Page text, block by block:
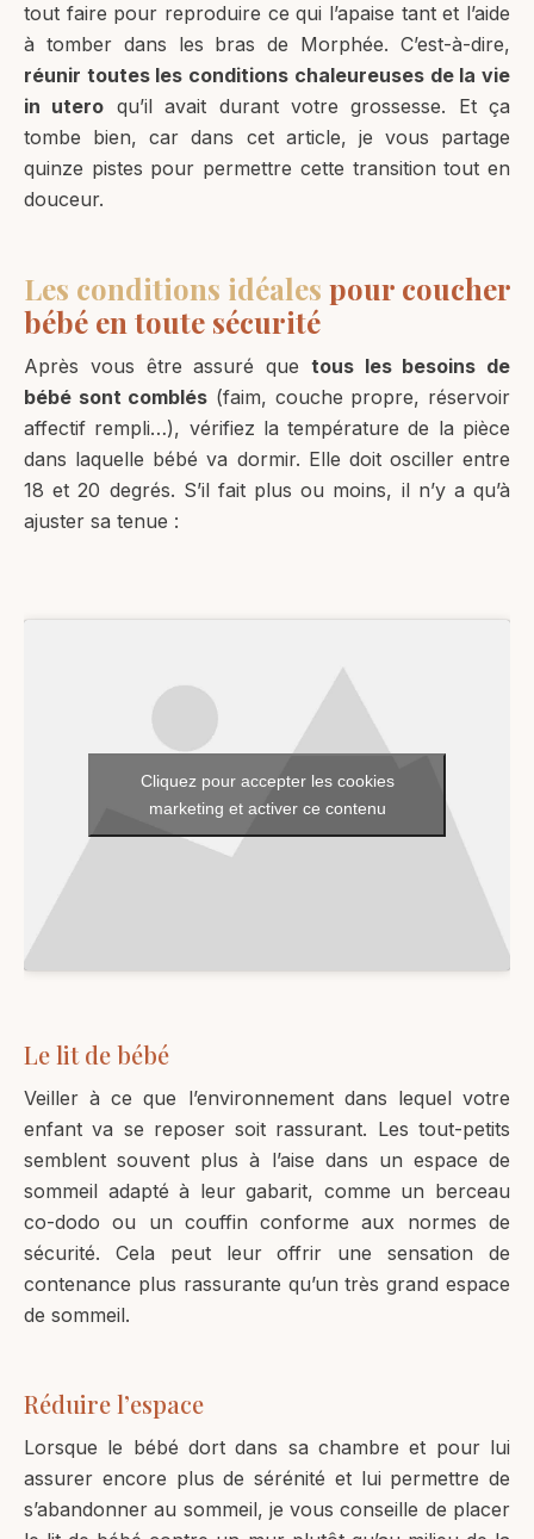
tout faire pour reproduire ce qui l’apaise tant et l’aide
à tomber dans les bras de Morphée. C’est-à-dire,
réunir toutes les conditions chaleureuses de la vie
in utero qu’il avait durant votre grossesse. Et ça
tombe bien, car dans cet article, je vous partage
quinze pistes pour permettre cette transition tout en
douceur.
Les conditions idéales pour coucher
bébé en toute sécurité
Après vous être assuré que tous les besoins de
bébé sont comblés (faim, couche propre, réservoir
affectif rempli…), vérifiez la température de la pièce
dans laquelle bébé va dormir. Elle doit osciller entre
18 et 20 degrés. S’il fait plus ou moins, il n’y a qu’à
ajuster sa tenue :
Cliquez pour accepter les cookies
marketing et activer ce contenu
Le lit de bébé
Veiller à ce que l’environnement dans lequel votre
enfant va se reposer soit rassurant. Les tout-petits
semblent souvent plus à l’aise dans un espace de
sommeil adapté à leur gabarit, comme un berceau
co-dodo ou un couffin conforme aux normes de
sécurité. Cela peut leur offrir une sensation de
contenance plus rassurante qu’un très grand espace
de sommeil.
Réduire l’espace
Lorsque le bébé dort dans sa chambre et pour lui
assurer encore plus de sérénité et lui permettre de
s’abandonner au sommeil, je vous conseille de placer